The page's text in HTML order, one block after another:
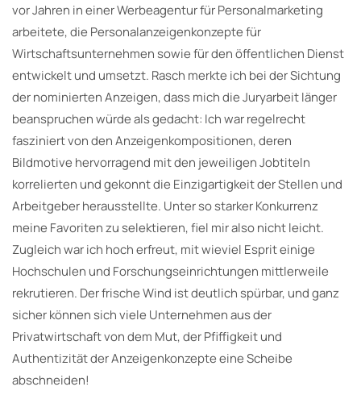
vor Jahren in einer Werbeagentur für Personalmarketing
arbeitete, die Personalanzeigenkonzepte für
Wirtschaftsunternehmen sowie für den öffentlichen Dienst
entwickelt und umsetzt. Rasch merkte ich bei der Sichtung
der nominierten Anzeigen, dass mich die Juryarbeit länger
beanspruchen würde als gedacht: Ich war regelrecht
fasziniert von den Anzeigenkompositionen, deren
Bildmotive hervorragend mit den jeweiligen Jobtiteln
korrelierten und gekonnt die Einzigartigkeit der Stellen und
Arbeitgeber herausstellte. Unter so starker Konkurrenz
meine Favoriten zu selektieren, fiel mir also nicht leicht.
Zugleich war ich hoch erfreut, mit wieviel Esprit einige
Hochschulen und Forschungseinrichtungen mittlerweile
rekrutieren. Der frische Wind ist deutlich spürbar, und ganz
sicher können sich viele Unternehmen aus der
Privatwirtschaft von dem Mut, der Pfiffigkeit und
Authentizität der Anzeigenkonzepte eine Scheibe
abschneiden!